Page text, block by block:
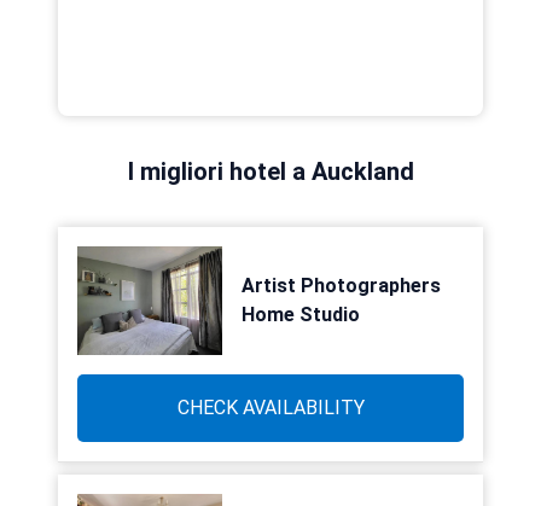
I migliori hotel a Auckland
Artist Photographers
Home Studio
CHECK AVAILABILITY